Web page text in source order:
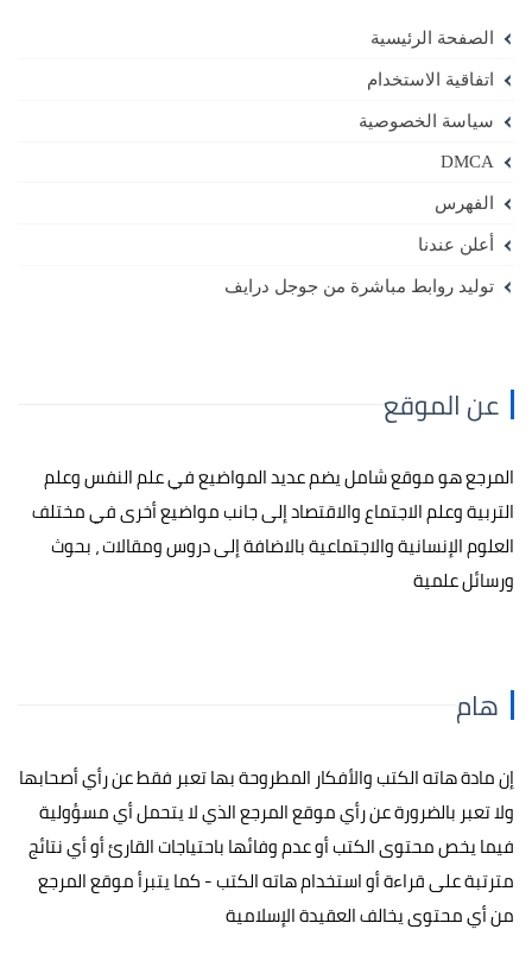
الصفحة الرئيسية
اتفاقية الاستخدام
سياسة الخصوصية
DMCA
الفهرس
أعلن عندنا
توليد روابط مباشرة من جوجل درايف
عن الموقع
المرجع هو موقع شامل يضم عديد المواضيع في علم النفس وعلم
التربية وعلم الاجتماع والاقتصاد إلى جانب مواضيع أخرى في مختلف
العلوم الإنسانية والاجتماعية بالاضافة إلى دروس ومقالات ، بحوث
ورسائل علمية
هام
إن مادة هاته الكتب والأفكار المطروحة بها تعبر فقط عن رأي أصحابها
ولا تعبر بالضرورة عن رأي موقع المرجع الذي لا يتحمل أي مسؤولية
فيما يخص محتوى الكتب أو عدم وفائها باحتياجات القارئ أو أي نتائج
مترتبة على قراءة أو استخدام هاته الكتب - كما يتبرأ موقع المرجع
من أي محتوى يخالف العقيدة الإسلامية